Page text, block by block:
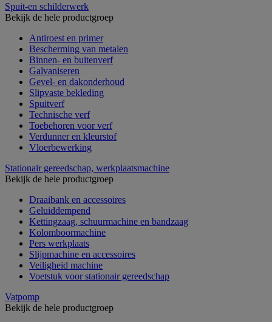
Spuit-en schilderwerk
Bekijk de hele productgroep
Antiroest en primer
Bescherming van metalen
Binnen- en buitenverf
Galvaniseren
Gevel- en dakonderhoud
Slipvaste bekleding
Spuitverf
Technische verf
Toebehoren voor verf
Verdunner en kleurstof
Vloerbewerking
Stationair gereedschap, werkplaatsmachine
Bekijk de hele productgroep
Draaibank en accessoires
Geluiddempend
Kettingzaag, schuurmachine en bandzaag
Kolomboormachine
Pers werkplaats
Slijpmachine en accessoires
Veiligheid machine
Voetstuk voor stationair gereedschap
Vatpomp
Bekijk de hele productgroep